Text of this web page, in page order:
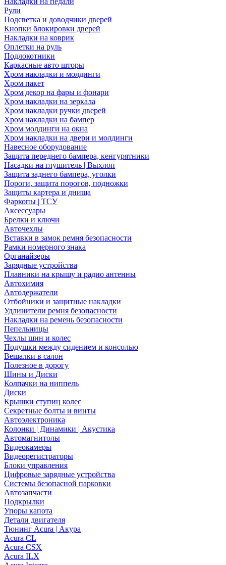
Рули
Подсветка и доводчики дверей
Кнопки блокировки дверей
Накладки на коврик
Оплетки на руль
Подлокотники
Каркасные авто шторы
Хром накладки и молдинги
Хром пакет
Хром декор на фары и фонари
Хром накладки на зеркала
Хром накладки ручки дверей
Хром накладки на бампер
Хром молдинги на окна
Хром накладки на двери и молдинги
Навесное оборудование
Защита переднего бампера, кенгурятники
Насадки на глушитель | Выхлоп
Защита заднего бампера, уголки
Пороги, защита порогов, подножки
Защиты картера и днища
Фаркопы | ТСУ
Аксессуары
Брелки и ключи
Авточехлы
Вставки в замок ремня безопасности
Рамки номерного знака
Органайзеры
Зарядные устройства
Плавники на крышу и радио антенны
Автохимия
Автодержатели
Отбойники и защитные накладки
Удлинители ремня безопасности
Накладки на ремень безопасности
Пепельницы
Чехлы шин и колес
Подушки между сидением и консолью
Вешалки в салон
Полезное в дорогу
Шины и Диски
Колпачки на ниппель
Диски
Крышки ступиц колес
Секретные болты и винты
Автоэлектроника
Колонки | Динамики | Акустика
Автомагнитолы
Видеокамеры
Видеорегистраторы
Блоки управления
Цифровые зарядные устройства
Системы безопасной парковки
Автозапчасти
Подкрылки
Упоры капота
Детали двигателя
Тюнинг Acura | Акура
Acura CL
Acura CSX
Acura ILX